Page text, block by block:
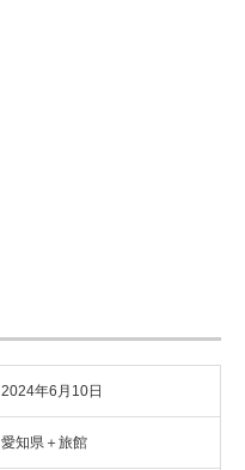
2024年6月10日
愛知県＋旅館